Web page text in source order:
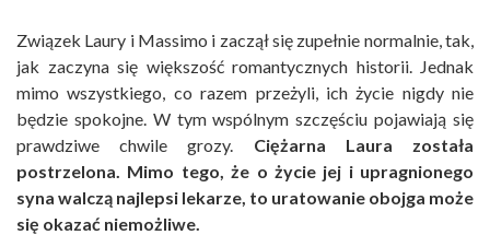
Związek Laury i Massimo i zaczął się zupełnie normalnie, tak,
jak zaczyna się większość romantycznych historii. Jednak
mimo wszystkiego, co razem przeżyli, ich życie nigdy nie
będzie spokojne. W tym wspólnym szczęściu pojawiają się
prawdziwe chwile grozy. Ciężarna Laura została
postrzelona. Mimo tego, że o życie jej i upragnionego
syna walczą najlepsi lekarze, to uratowanie obojga może
się okazać niemożliwe.